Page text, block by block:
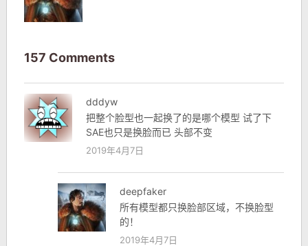
157 Comments
dddyw
把整个脸型也一起换了的是哪个模型 试了下
SAE也只是换脸而已 头部不变
2019年4月7日
deepfaker
所有模型都只换脸部区域，不换脸型
的！
2019年4月7日